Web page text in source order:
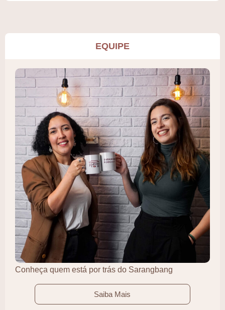
EQUIPE
Conheça quem está por trás do Sarangbang
Saiba Mais